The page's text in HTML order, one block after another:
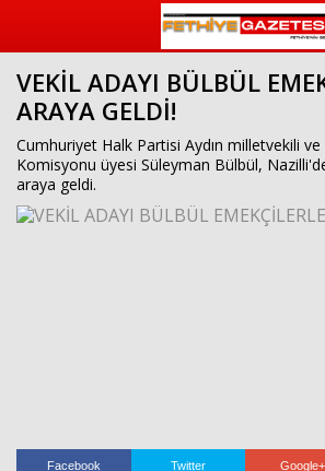
beylikdüzü
escort
bayan
beylikdüzü
escort
bayan
escort
beylikdüzü
beylikdüzü
escort
VEKİL ADAYI BÜLBÜL
ARAYA GELDİ!
Cumhuriyet Halk Partisi Aydın milletvekili
Komisyonu üyesi Süleyman Bülbül,
araya geldi.
Facebook Twitter Google+